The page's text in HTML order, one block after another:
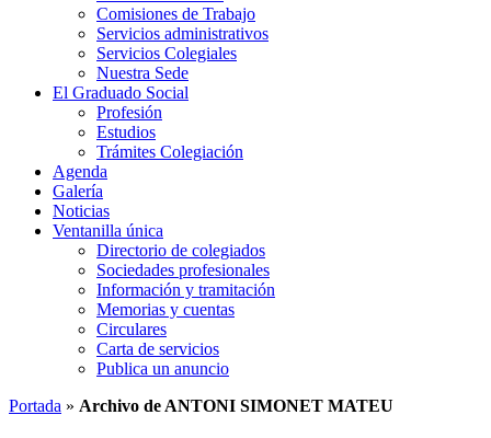
Comisiones de Trabajo
Servicios administrativos
Servicios Colegiales
Nuestra Sede
El Graduado Social
Profesión
Estudios
Trámites Colegiación
Agenda
Galería
Noticias
Ventanilla única
Directorio de colegiados
Sociedades profesionales
Información y tramitación
Memorias y cuentas
Circulares
Carta de servicios
Publica un anuncio
Portada » Archivo de ANTONI SIMONET MATEU